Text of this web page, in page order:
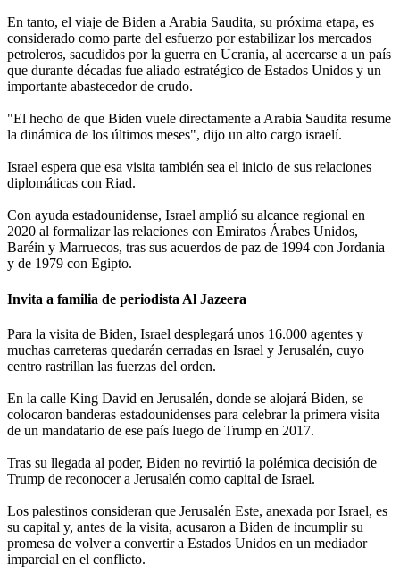
En tanto, el viaje de Biden a Arabia Saudita, su próxima etapa, es
considerado como parte del esfuerzo por estabilizar los mercados
petroleros, sacudidos por la guerra en Ucrania, al acercarse a un país
que durante décadas fue aliado estratégico de Estados Unidos y un
importante abastecedor de crudo.
"El hecho de que Biden vuele directamente a Arabia Saudita resume
la dinámica de los últimos meses", dijo un alto cargo israelí.
Israel espera que esa visita también sea el inicio de sus relaciones
diplomáticas con Riad.
Con ayuda estadounidense, Israel amplió su alcance regional en
2020 al formalizar las relaciones con Emiratos Árabes Unidos,
Baréin y Marruecos, tras sus acuerdos de paz de 1994 con Jordania
y de 1979 con Egipto.
Invita a familia de periodista Al Jazeera
Para la visita de Biden, Israel desplegará unos 16.000 agentes y
muchas carreteras quedarán cerradas en Israel y Jerusalén, cuyo
centro rastrillan las fuerzas del orden.
En la calle King David en Jerusalén, donde se alojará Biden, se
colocaron banderas estadounidenses para celebrar la primera visita
de un mandatario de ese país luego de Trump en 2017.
Tras su llegada al poder, Biden no revirtió la polémica decisión de
Trump de reconocer a Jerusalén como capital de Israel.
Los palestinos consideran que Jerusalén Este, anexada por Israel, es
su capital y, antes de la visita, acusaron a Biden de incumplir su
promesa de volver a convertir a Estados Unidos en un mediador
imparcial en el conflicto.